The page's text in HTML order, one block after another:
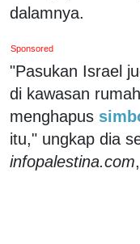
dalamnya.
Sponsored
"Pasukan Israel
di kawasan
menghapus
itu," ungkap dia
infopalestina.com